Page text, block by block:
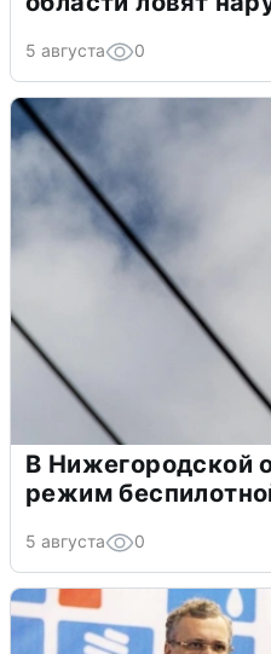
5 августа 0
В Нижегородской
режим
5 августа 0